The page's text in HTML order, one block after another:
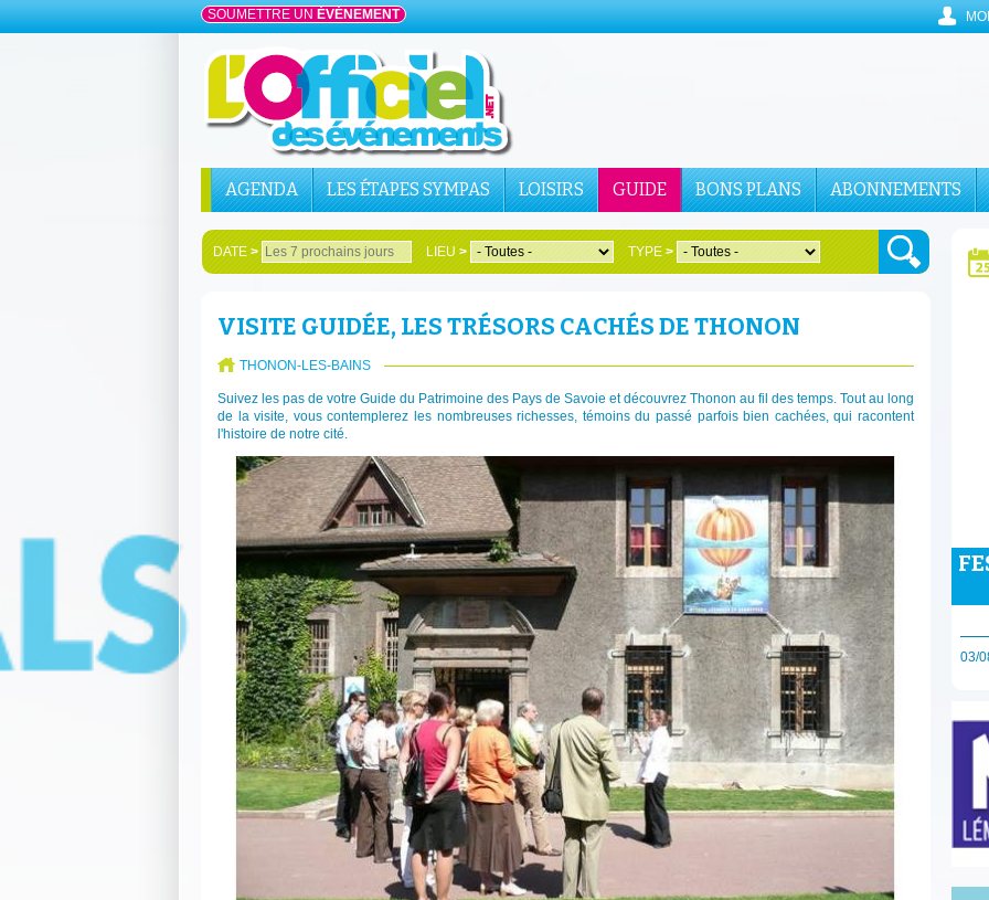
SOUMETTRE UN ÉVÉNEMENT
AGENDA LES ÉTAPES SYMPAS LOISIRS GUIDE BONS PLANS ABONNEMENTS
DATE> LIEU> TYPE>
VISITE GUIDÉE, LES TRÉSORS CACHÉS DE THONON
THONON-LES-BAINS
Suivez les pas de votre Guide du Patrimoine des Pays de Savoie et découvrez Thonon au fil des temps. Tout au long
de la visite, vous contemplerez les nombreuses richesses, témoins du passé parfois bien cachées, qui racontent
l'histoire de notre cité.
03/